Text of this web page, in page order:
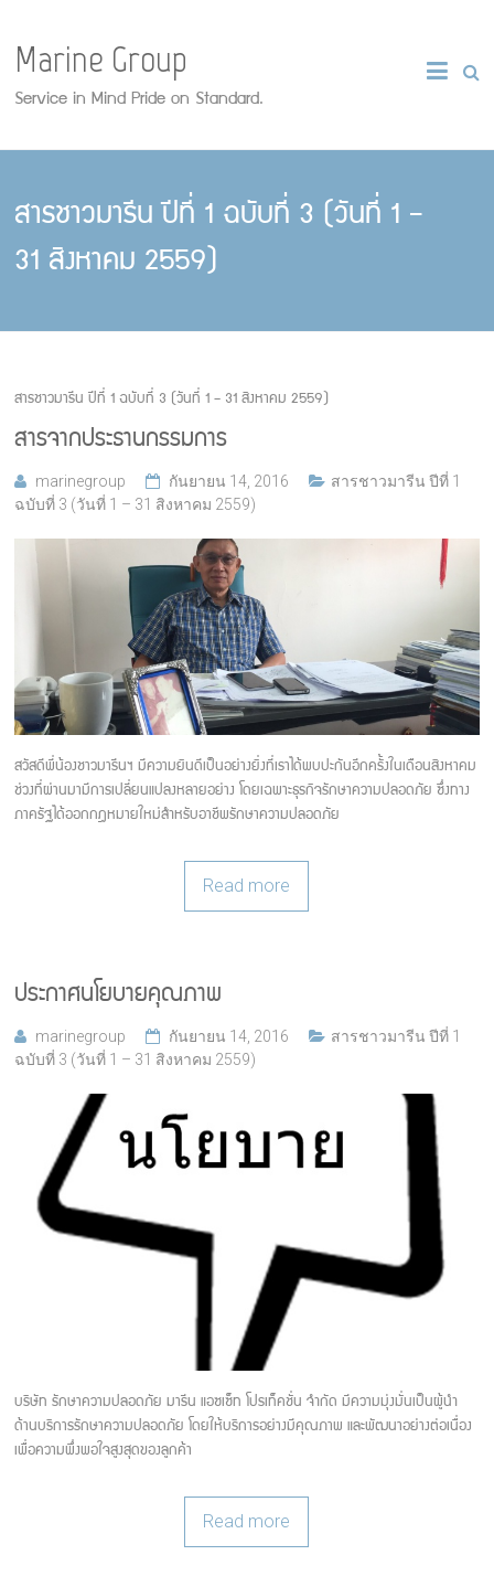
Marine Group
Service in Mind Pride on Standard.
สารชาวมารีน ปีที่ 1 ฉบับที่ 3 (วันที่ 1 –
31 สิงหาคม 2559)
สารชาวมารีน ปีที่ 1 ฉบับที่ 3 (วันที่ 1 – 31 สิงหาคม 2559)
สารจากประธานกรรมการ
marinegroup กันยายน 14, 2016
สารชาวมารีน ปีที่ 1
ฉบับที่ 3 (วันที่ 1 – 31 สิงหาคม 2559)
สวัสดีพี่น้องชาวมารีนฯ มีความยินดีเป็นอย่างยิ่งที่เราได้พบปะกันอีกครั้งในเดือนสิงหาคม
ช่วงที่ผ่านมามีการเปลี่ยนแปลงหลายอย่าง โดยเฉพาะธุรกิจรักษาความปลอดภัย ซึ่งทาง
ภาครัฐได้ออกกฎหมายใหม่สำหรับอาชีพรักษาความปลอดภัย
Read more
ประกาศนโยบายคุณภาพ
marinegroup กันยายน 14, 2016
สารชาวมารีน ปีที่ 1
ฉบับที่ 3 (วันที่ 1 – 31 สิงหาคม 2559)
บริษัท รักษาความปลอดภัย มารีน แอซเซ็ท โปรเท็คชั่น จำกัด มีความมุ่งมั่นเป็นผู้นำ
ด้านบริการรักษาความปลอดภัย โดยให้บริการอย่างมีคุณภาพ และพัฒนาอย่างต่อเนื่อง
เพื่อความพึ่งพอใจสูงสุดของลูกค้า
Read more